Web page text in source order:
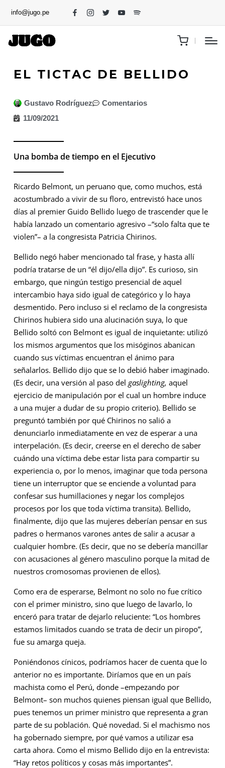
info@jugo.pe
EL TICTAC DE BELLIDO
Gustavo Rodríguez
Comentarios
11/09/2021
Una bomba de tiempo en el Ejecutivo
Ricardo Belmont, un peruano que, como muchos, está
acostumbrado a vivir de su floro, entrevistó hace unos
días al premier Guido Bellido luego de trascender que le
había lanzado un comentario agresivo –“solo falta que te
violen”– a la congresista Patricia Chirinos.
Bellido negó haber mencionado tal frase, y hasta allí
podría tratarse de un “él dijo/ella dijo”. Es curioso, sin
embargo, que ningún testigo presencial de aquel
intercambio haya sido igual de categórico y lo haya
desmentido. Pero incluso si el reclamo de la congresista
Chirinos hubiera sido una alucinación suya, lo que
Bellido soltó con Belmont es igual de inquietante: utilizó
los mismos argumentos que los misóginos abanican
cuando sus víctimas encuentran el ánimo para
señalarlos. Bellido dijo que se lo debió haber imaginado.
(Es decir, una versión al paso del gaslighting, aquel
ejercicio de manipulación por el cual un hombre induce
a una mujer a dudar de su propio criterio). Bellido se
preguntó también por qué Chirinos no salió a
denunciarlo inmediatamente en vez de esperar a una
interpelación. (Es decir, creerse en el derecho de saber
cuándo una víctima debe estar lista para compartir su
experiencia o, por lo menos, imaginar que toda persona
tiene un interruptor que se enciende a voluntad para
confesar sus humillaciones y negar los complejos
procesos por los que toda víctima transita). Bellido,
finalmente, dijo que las mujeres deberían pensar en sus
padres o hermanos varones antes de salir a acusar a
cualquier hombre. (Es decir, que no se debería mancillar
con acusaciones al género masculino porque la mitad de
nuestros cromosomas provienen de ellos).
Como era de esperarse, Belmont no solo no fue crítico
con el primer ministro, sino que luego de lavarlo, lo
enceró para tratar de dejarlo reluciente: “Los hombres
estamos limitados cuando se trata de decir un piropo”,
fue su amarga queja.
Poniéndonos cínicos, podríamos hacer de cuenta que lo
anterior no es importante. Diríamos que en un país
machista como el Perú, donde –empezando por
Belmont– son muchos quienes piensan igual que Bellido,
pues tenemos un primer ministro que representa a gran
parte de su población. Qué novedad. Si el machismo nos
ha gobernado siempre, por qué vamos a utilizar esa
carta ahora. Como el mismo Bellido dijo en la entrevista:
“Hay retos políticos y cosas más importantes”.